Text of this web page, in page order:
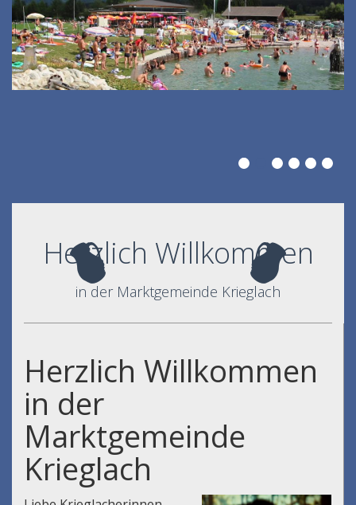
Herzlich Willkommen
in der Marktgemeinde Krieglach
Herzlich Willkommen
in der
Marktgemeinde
Krieglach